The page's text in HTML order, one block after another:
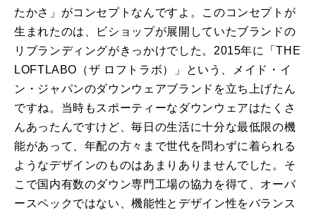
たかさ」がコンセプトなんですよ。このコンセプトが
生まれたのは、ビショップが展開していたブランドの
リブランディングがきっかけでした。2015年に「THE
LOFTLABO（ザ ロフトラボ）」という、メイド・イ
ン・ジャパンのダウンウェアブランドを立ち上げたん
ですね。当時もスポーティーなダウンウェアはたくさ
んあったんですけど、毎日の生活に十分な最低限の機
能があって、年配の方々まで世代を問わずに着られる
ようなデザインのものはあまりありませんでした。そ
こで国内有数のダウン専門工場の協力を得て、オーバ
ースペックではない、機能性とデザイン性をバランス